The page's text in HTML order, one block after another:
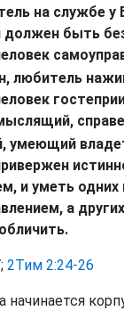
на службе у
быть
любитель
умеющий
и уметь
а
; 2Тим 2:24-26
начинается